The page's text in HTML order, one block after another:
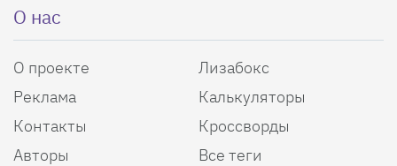
О нас
О проекте
Реклама
Контакты
Авторы
Лизабокс
Калькуляторы
Кроссворды
Все теги